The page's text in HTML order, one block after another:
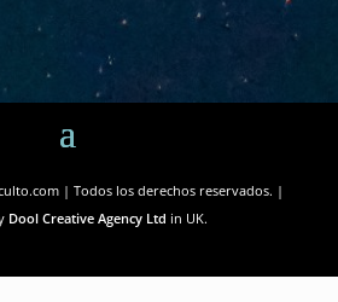
| Todos los derechos reservados. |
Dool Creative Agency Ltd in UK.